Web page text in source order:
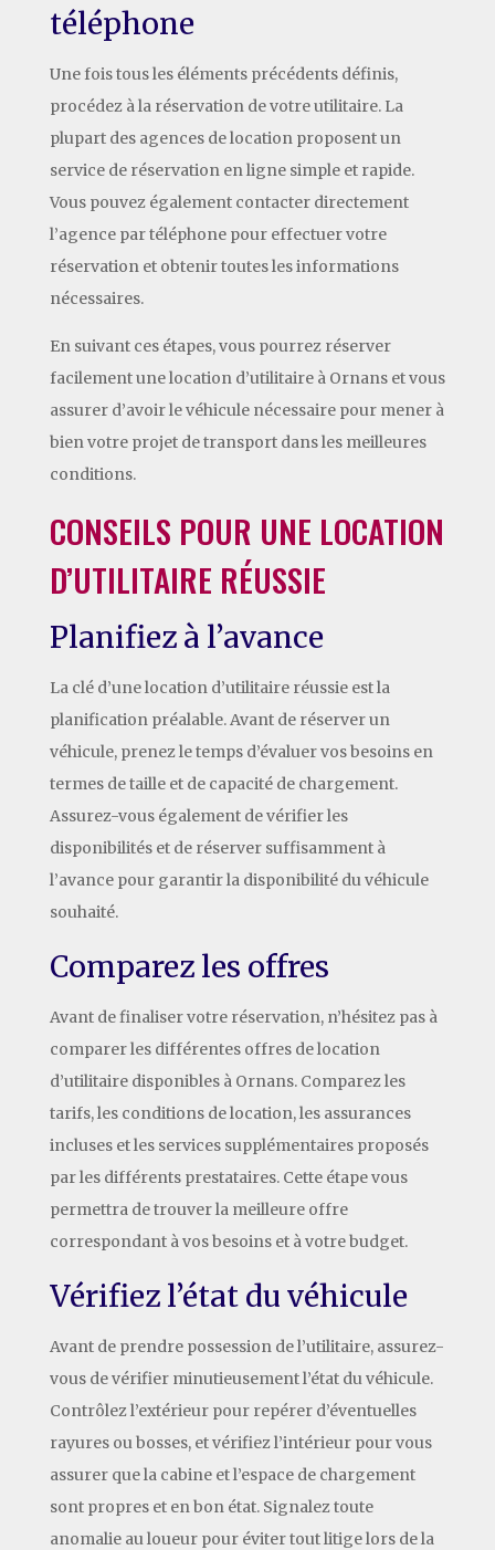
téléphone
Une fois tous les éléments précédents définis,
procédez à la réservation de votre utilitaire. La
plupart des agences de location proposent un
service de réservation en ligne simple et rapide.
Vous pouvez également contacter directement
l’agence par téléphone pour effectuer votre
réservation et obtenir toutes les informations
nécessaires.
En suivant ces étapes, vous pourrez réserver
facilement une location d’utilitaire à Ornans et vous
assurer d’avoir le véhicule nécessaire pour mener à
bien votre projet de transport dans les meilleures
conditions.
CONSEILS POUR UNE LOCATION
D’UTILITAIRE RÉUSSIE
Planifiez à l’avance
La clé d’une location d’utilitaire réussie est la
planification préalable. Avant de réserver un
véhicule, prenez le temps d’évaluer vos besoins en
termes de taille et de capacité de chargement.
Assurez-vous également de vérifier les
disponibilités et de réserver suffisamment à
l’avance pour garantir la disponibilité du véhicule
souhaité.
Comparez les offres
Avant de finaliser votre réservation, n’hésitez pas à
comparer les différentes offres de location
d’utilitaire disponibles à Ornans. Comparez les
tarifs, les conditions de location, les assurances
incluses et les services supplémentaires proposés
par les différents prestataires. Cette étape vous
permettra de trouver la meilleure offre
correspondant à vos besoins et à votre budget.
Vérifiez l’état du véhicule
Avant de prendre possession de l’utilitaire, assurez-
vous de vérifier minutieusement l’état du véhicule.
Contrôlez l’extérieur pour repérer d’éventuelles
rayures ou bosses, et vérifiez l’intérieur pour vous
assurer que la cabine et l’espace de chargement
sont propres et en bon état. Signalez toute
anomalie au loueur pour éviter tout litige lors de la